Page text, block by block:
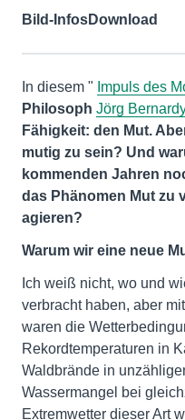
Bild-InfosDownload
In diesem " Impuls des
Philosoph Jörg
Fähigkeit: den Mut.
mutig zu sein? Und
kommenden Jahren
das Phänomen Mut zu
agieren?
Warum wir eine neue
Ich weiß nicht, wo und
verbracht haben, aber
waren die
Rekordtemperaturen in
Waldbrände in
Wassermangel bei
Extremwetter dieser Art